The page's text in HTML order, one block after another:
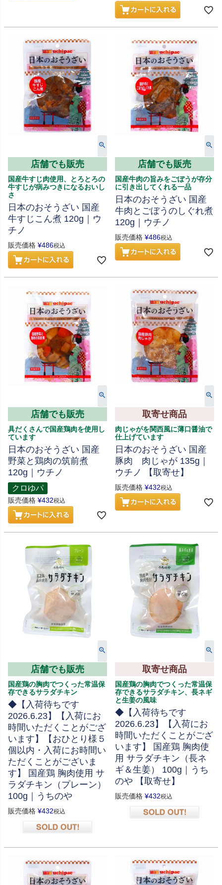
店舗でも販売
国産牛すじ肉使用、とろとろの
牛すじが病みつきになるおいし
さ
日本のおそうざい 国産
牛すじこん煮 120g｜ウ
チノ
販売価格 ¥486税込
店舗でも販売
国産牛肉の旨みをごぼうが存分
に引き出してくれる一品
日本のおそうざい 国産
牛肉とごぼうのしぐれ煮
120g｜ウチノ
販売価格 ¥486税込
店舗でも販売
具だくさんで国産鶏肉を使用し
ています
日本のおそうざい 国産
野菜と鶏肉の筑前煮
120g｜ウチノ
クロゆパ
販売価格 ¥432税込
取寄せ商品
肉じゃがを関西風に薄口醤油で
仕上げています
日本のおそうざい 国産
豚肉 肉じゃが 135g｜
ウチノ 【取寄せ】
販売価格 ¥432税込
店舗でも販売
国産鶏の胸肉でつくった常温保
存できるサラダチキン
◆【入荷待ちです
2026.6.23】【入荷にお
時間いただくことがござ
います】【おひとり様５
個以内・入荷にお時間い
ただくことがございま
す】 国産鶏 胸肉使用 サ
ラダチキン（プレーン）
100g｜うちのや
販売価格 ¥432税込
取寄せ商品
国産鶏の胸肉でつくった常温保
存できるサラダチキン、長ネギ
と生姜の風味
◆【入荷待ちです
2026.6.23】【入荷にお
時間いただくことがござ
います】 国産鶏 胸肉使
用 サラダチキン（長ネ
ギ＆生姜） 100g｜うち
のや 【取寄せ】
販売価格 ¥432税込